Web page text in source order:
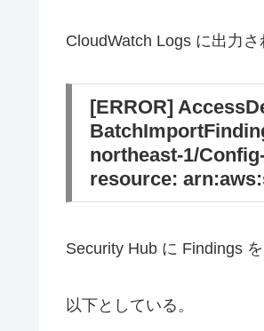
CloudWatch Logs に出力さ
[ERROR]
northeast-1/
resource:
Security Hub に Findings
以下としている。